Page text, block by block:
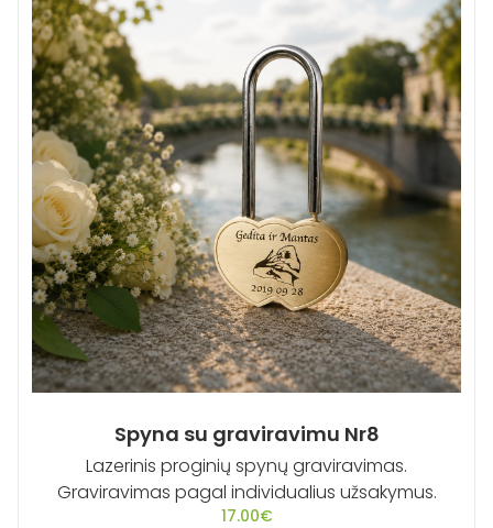
Spyna su graviravimu Nr8
Lazerinis proginių spynų graviravimas.
Graviravimas pagal individualius užsakymus.
17.00€